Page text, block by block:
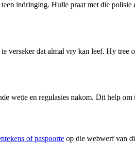
indringing. Hulle praat met die
dat almal vry kan leef. Hy tree
wette en regulasies nakom. Dit help
of paspoorte op die webwerf van